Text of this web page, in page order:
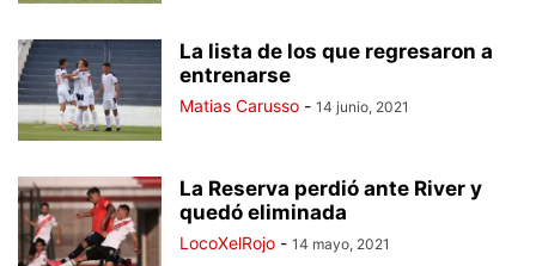
La lista de los que regresaron a
entrenarse
Matias Carusso - 14 junio, 2021
La Reserva perdió ante River y
quedó eliminada
LocoXelRojo - 14 mayo, 2021